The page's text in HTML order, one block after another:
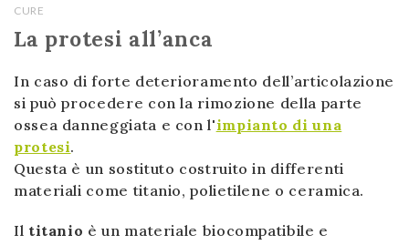
CURE
La protesi all’anca
In caso di forte deterioramento dell’articolazione
si può procedere con la rimozione della parte
ossea danneggiata e con l'impianto di una
protesi.
Questa è un sostituto costruito in differenti
materiali come titanio, polietilene o ceramica.
Il titanio è un materiale biocompatibile e